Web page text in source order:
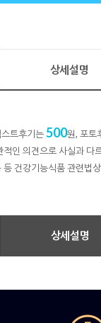
상세설명
트후기는500원, 포토
적인 의견으로 사실과 다
등 건강기능식품 관련법
상세설명